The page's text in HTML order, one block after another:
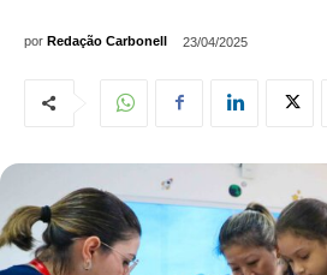
por Redação Carbonell 23/04/2025